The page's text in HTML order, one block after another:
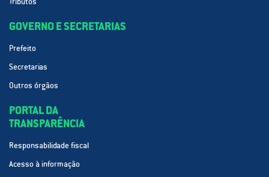
GOVERNO E SECRETARIAS
Prefeito
Secretarias
Outros órgãos
PORTAL DA
TRANSPARÊNCIA
Responsabilidade fiscal
Acesso à informação